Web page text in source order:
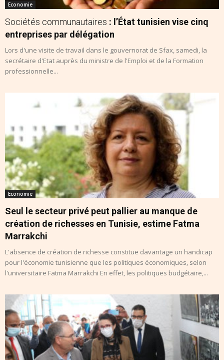
Economie
Sociétés communautaires : l’État tunisien vise cinq
entreprises par délégation
Lors d'une visite de travail dans le gouvernorat de Sfax, samedi, la
secrétaire d'Etat auprès du ministre de l'Emploi et de la Formation
professionnelle...
Economie
Seul le secteur privé peut pallier au manque de
création de richesses en Tunisie, estime Fatma
Marrakchi
L'absence de création de richesse constitue davantage un handicap
pour l'économie tunisienne que les politiques économiques, selon
l'universitaire Fatma Marrakchi En effet, les politiques budgétaire,...